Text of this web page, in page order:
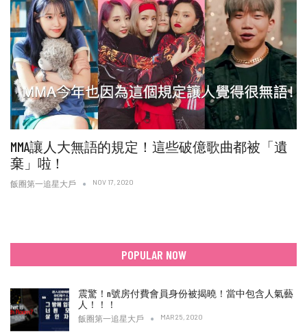
MMA讓人大無語的規定！這些破億歌曲都被「遺
棄」啦！
飯圈第一追星大戶 NOV 17, 2020
POPULAR NOW
震驚！n號房付費會員身份被揭曉！當中包含人氣藝
人！！！
飯圈第一追星大戶 MAR 25, 2020